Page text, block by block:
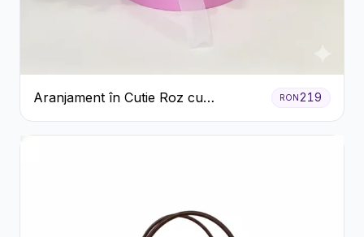
Aranjament în Cutie Roz cu
Crizanteme Albe și Lila
RON219